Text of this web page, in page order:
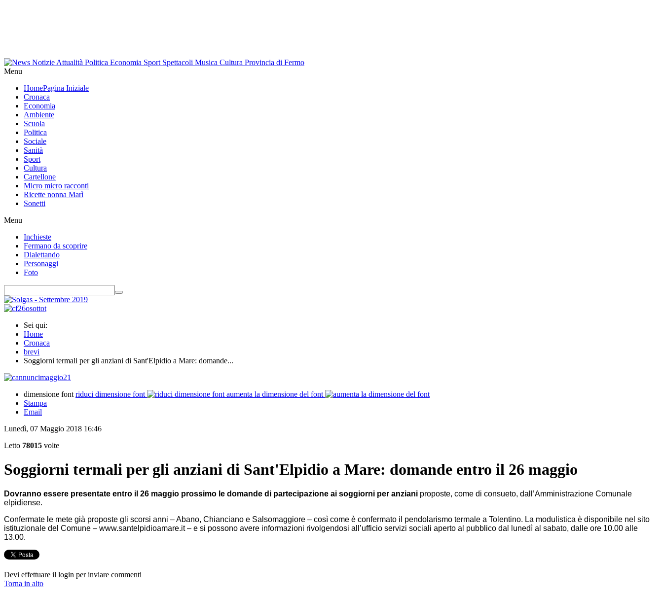
Menu
HomePagina Iniziale
Cronaca
Economia
Ambiente
Scuola
Politica
Sociale
Sanità
Sport
Cultura
Cartellone
Micro micro racconti
Ricette nonna Marì
Sonetti
Menu
Inchieste
Fermano da scoprire
Dialettando
Personaggi
Foto
Sei qui:
Home
Cronaca
brevi
Soggiorni termali per gli anziani di Sant'Elpidio a Mare: domande...
dimensione font riduci dimensione font
aumenta la dimensione del font
Stampa
Email
Lunedì, 07 Maggio 2018 16:46
Letto 78015 volte
Soggiorni termali per gli anziani di Sant'Elpidio a Mare: domande entro il 26 maggio
Dovranno essere presentate entro il 26 maggio prossimo le domande di partecipazione ai soggiorni per anziani proposte, come di consueto, dall’Amministrazione Comunale
elpidiense.
Confermate le mete già proposte gli scorsi anni – Abano, Chianciano e Salsomaggiore – così come è confermato il pendolarismo termale a Tolentino. La modulistica è disponibile nel sito
istituzionale del Comune – www.santelpidioamare.it – e si possono avere informazioni rivolgendosi all’ufficio servizi sociali aperto al pubblico dal lunedì al sabato, dalle ore 10.00 alle
13.00.
Devi effettuare il login per inviare commenti
Torna in alto